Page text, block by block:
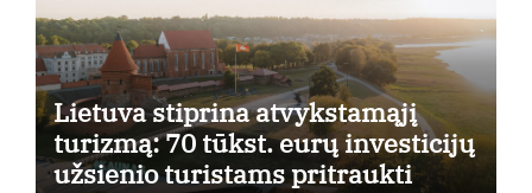
Lietuva stiprina atvykstamąjį
turizmą: 70 tūkst. eurų investicijų
užsienio turistams pritraukti